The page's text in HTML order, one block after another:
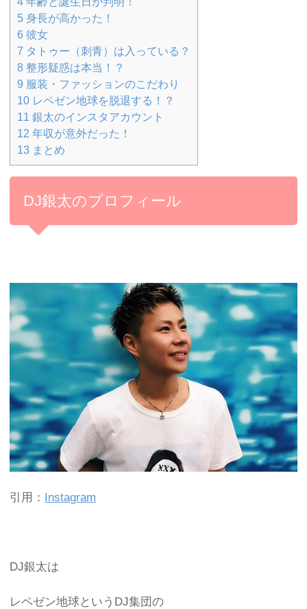
5 身長が高かった！
6 彼女
7 タトゥー（刺青）は入っている？
8 整形疑惑は本当！？
9 服装・ファッションのこだわり
10 レペゼン地球を脱退する！？
11 銀太のインスタアカウント
12 年収が意外だった！
13 まとめ
DJ銀太のプロフィール
引用： Instagram
DJ銀太は
レペゼン地球というDJ集団の